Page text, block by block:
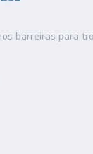
barreiras para